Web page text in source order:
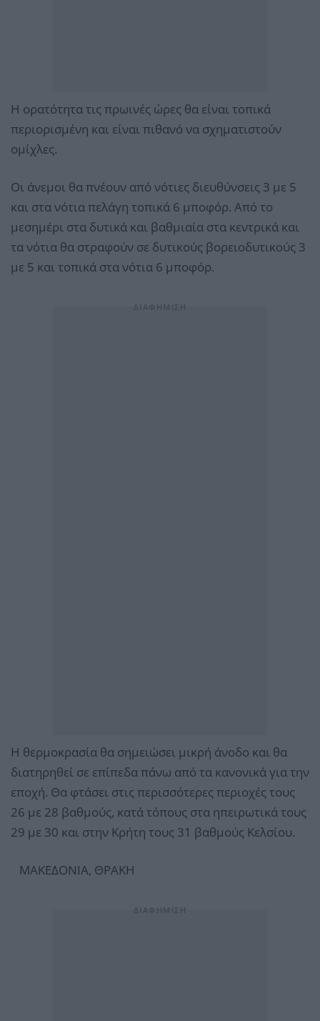
Η ορατότητα τις πρωινές ώρες θα είναι τοπικά
περιορισμένη και είναι πιθανό να σχηματιστούν
ομίχλες.
Οι άνεμοι θα πνέουν από νότιες διευθύνσεις 3 με 5
και στα νότια πελάγη τοπικά 6 μποφόρ. Από το
μεσημέρι στα δυτικά και βαθμιαία στα κεντρικά και
τα νότια θα στραφούν σε δυτικούς βορειοδυτικούς 3
με 5 και τοπικά στα νότια 6 μποφόρ.
Η θερμοκρασία θα σημειώσει μικρή άνοδο και θα
διατηρηθεί σε επίπεδα πάνω από τα κανονικά για την
εποχή. Θα φτάσει στις περισσότερες περιοχές τους
26 με 28 βαθμούς, κατά τόπους στα ηπειρωτικά τους
29 με 30 και στην Κρήτη τους 31 βαθμούς Κελσίου.
ΜΑΚΕΔΟΝΙΑ, ΘΡΑΚΗ